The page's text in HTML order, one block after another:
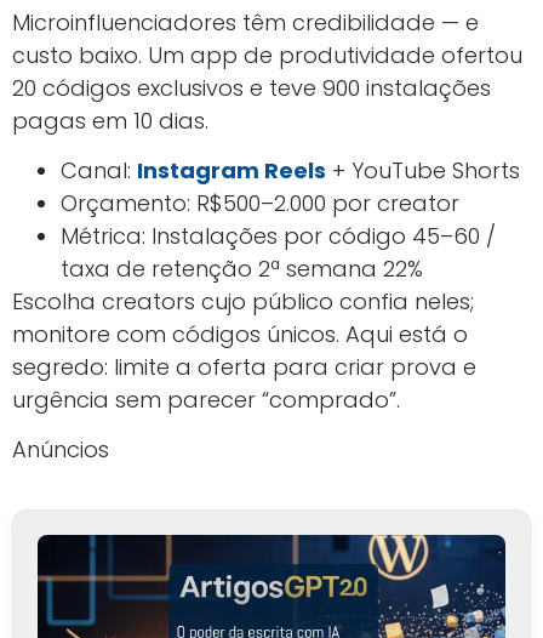
Microinfluenciadores têm credibilidade — e
custo baixo. Um app de produtividade ofertou
20 códigos exclusivos e teve 900 instalações
pagas em 10 dias.
Canal: Instagram Reels + YouTube Shorts
Orçamento: R$500–2.000 por creator
Métrica: Instalações por código 45–60 /
taxa de retenção 2ª semana 22%
Escolha creators cujo público confia neles;
monitore com códigos únicos. Aqui está o
segredo: limite a oferta para criar prova e
urgência sem parecer “comprado”.
Anúncios